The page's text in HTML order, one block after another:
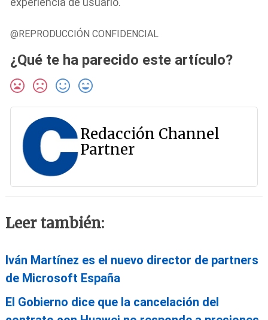
@REPRODUCCIÓN CONFIDENCIAL
¿Qué te ha parecido este artículo?
Redacción Channel
Partner
Leer también:
Iván Martínez es el nuevo director de partners
de Microsoft España
El Gobierno dice que la cancelación del